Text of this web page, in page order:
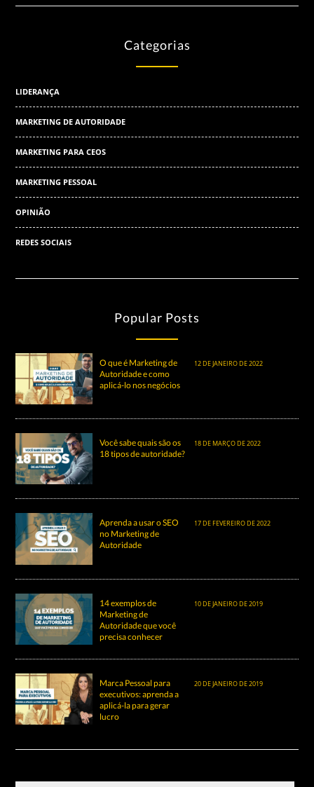
Categorias
LIDERANÇA
MARKETING DE AUTORIDADE
MARKETING PARA CEOS
MARKETING PESSOAL
OPINIÃO
REDES SOCIAIS
Popular Posts
O que é Marketing de
Autoridade e como
aplicá-lo nos negócios
12 DE JANEIRO DE 2022
Você sabe quais são os
18 tipos de autoridade?
18 DE MARÇO DE 2022
Aprenda a usar o SEO
no Marketing de
Autoridade
17 DE FEVEREIRO DE 2022
14 exemplos de
Marketing de
Autoridade que você
precisa conhecer
10 DE JANEIRO DE 2019
Marca Pessoal para
executivos: aprenda a
aplicá-la para gerar
lucro
20 DE JANEIRO DE 2019